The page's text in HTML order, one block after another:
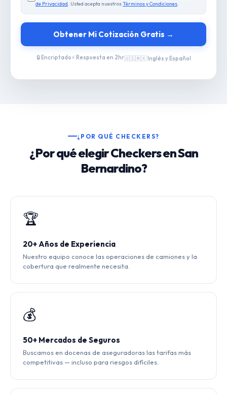
de Privacidad. Usted acepta nuestrosTérminos y Condiciones.
Obtener Mi Cotización Gratis →
🔒 Encriptado⚡ Respuesta en 2hr🇺🇸🇲🇽 Inglés y Español
¿POR QUÉ CHECKERS?
¿Por qué elegir Checkers en San
Bernardino?
🏆
20+ Años de Experiencia
Nuestro equipo conoce las operaciones de camiones y la
cobertura que realmente necesita.
💰
50+ Mercados de Seguros
Buscamos en docenas de aseguradoras las tarifas más
competitivas — incluso para riesgos difíciles.